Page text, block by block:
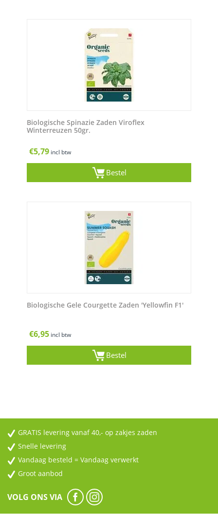
Biologische Spinazie Zaden Viroflex
Winterreuzen 50gr.
€5,79 incl btw
Bestel
Biologische Gele Courgette Zaden 'Yellowfin F1'
€6,95 incl btw
Bestel
GRATIS levering vanaf 40,- op zakjes zaden
Snelle levering
Vandaag besteld = Vandaag verwerkt
Groot aanbod
VOLG ONS VIA